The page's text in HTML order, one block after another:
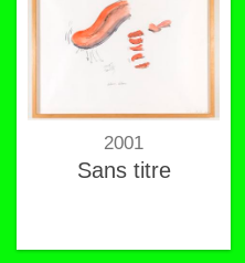
2001
Sans titre